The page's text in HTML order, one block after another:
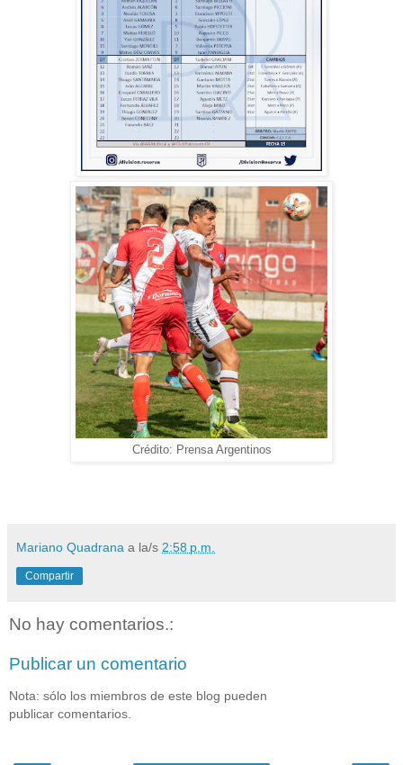
Crédito: Prensa Argentinos
Mariano Quadrana a la/s 2:58 p.m.
Compartir
No hay comentarios.:
Publicar un comentario
Nota: sólo los miembros de este blog pueden
publicar comentarios.